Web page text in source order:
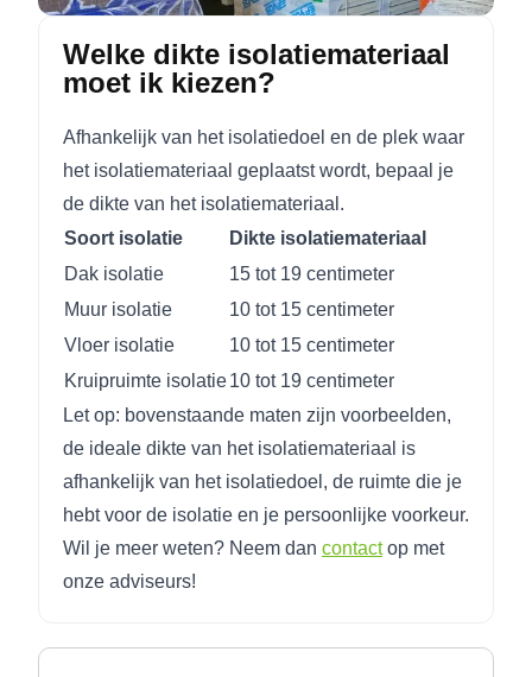
Welke dikte isolatiemateriaal
moet ik kiezen?
Afhankelijk van het isolatiedoel en de plek waar
het isolatiemateriaal geplaatst wordt, bepaal je
de dikte van het isolatiemateriaal.
Soort isolatie
Dikte isolatiemateriaal
Dak isolatie
15 tot 19 centimeter
Muur isolatie
10 tot 15 centimeter
Vloer isolatie
10 tot 15 centimeter
Kruipruimte isolatie10 tot 19 centimeter
Let op: bovenstaande maten zijn voorbeelden,
de ideale dikte van het isolatiemateriaal is
afhankelijk van het isolatiedoel, de ruimte die je
hebt voor de isolatie en je persoonlijke voorkeur.
Wil je meer weten? Neem dan contactop met
onze adviseurs!